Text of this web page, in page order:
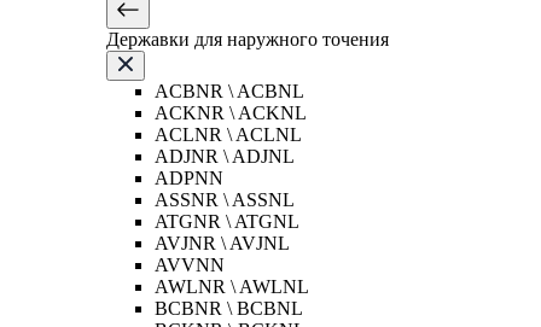
Державки для наружного точения
ACBNR \ ACBNL
ACKNR \ ACKNL
ACLNR \ ACLNL
ADJNR \ ADJNL
ADPNN
ASSNR \ ASSNL
ATGNR \ ATGNL
AVJNR \ AVJNL
AVVNN
AWLNR \ AWLNL
BCBNR \ BCBNL